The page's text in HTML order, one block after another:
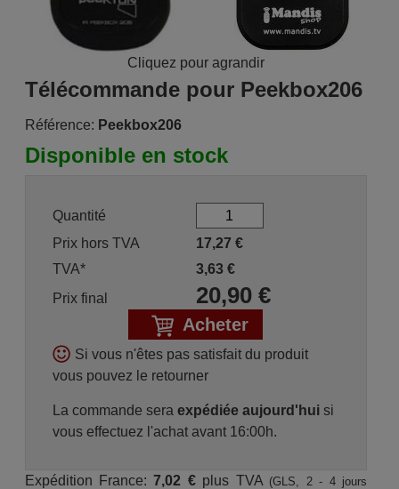
Cliquez pour agrandir
Télécommande pour Peekbox206
Référence: Peekbox206
Disponible en stock
Quantité
Prix hors TVA
17,27 €
TVA*
3,63€
Prix final
20,90€
Acheter
Si vous n'êtes pas satisfait du produit
vous pouvez le retourner
La commande sera expédiée aujourd'huisi
vous effectuez l'achat avant 16:00h.
Expédition France:7,02 €plus TVA (GLS, 2 - 4 jours